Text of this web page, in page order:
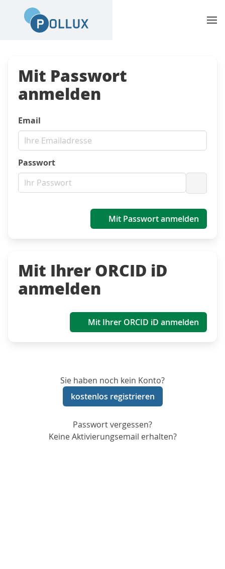
Mit Passwort
anmelden
Email
Passwort
Mit Passwort anmelden
Mit Ihrer ORCID iD
anmelden
Mit Ihrer ORCID iD anmelden
Sie haben noch kein Konto?
kostenlos registrieren
Passwort vergessen?
Keine Aktivierungsemail erhalten?